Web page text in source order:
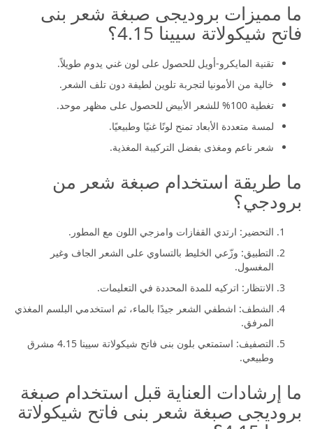
ما مميزات بروديجى صبغة شعر بنى
فاتح شيكولاتة سيينا 4.15؟
تقنية المايكرو-أويل للحصول على لون غني يدوم طويلاً.
خالية من الأمونيا لتجربة تلوين لطيفة دون تلف الشعر.
تغطية 100% للشعر الأبيض للحصول على مظهر موحد.
لمسة متعددة الأبعاد تمنح لونًا غنيًا وطبيعيًا.
شعر ناعم ومغذى بفضل التركيبة المغذية.
ما طريقة استخدام صبغة شعر من
برودجي؟
التحضير: ارتدي القفازات وامزجي اللون مع المطور.
التطبيق: وزّعي الخليط بالتساوي على الشعر الجاف وغير
المغسول.
الانتظار: اتركيه للمدة المحددة في التعليمات.
الشطف: اشطفي الشعر جيدًا بالماء، ثم استخدمي البلسم المغذي
المرفق.
التصفيف: استمتعي بلون بنى فاتح شيكولاتة سيينا 4.15 مشرق
وطبيعي.
ما إرشادات العناية قبل استخدام صبغة
بروديجى صبغة شعر بنى فاتح شيكولاتة